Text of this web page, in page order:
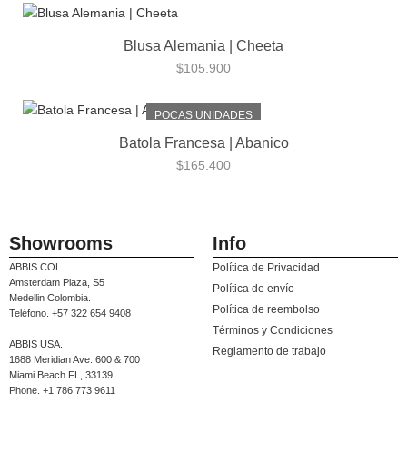
Blusa Alemania | Cheeta
$105.900
POCAS UNIDADES
Batola Francesa | Abanico
$165.400
Showrooms
ABBIS COL.
Amsterdam Plaza, S5
Medellin Colombia.
Teléfono. +57 322 654 9408
ABBIS USA.
1688 Meridian Ave. 600 & 700
Miami Beach FL, 33139
Phone. +1 786 773 9611
Info
Política de Privacidad
Política de envío
Política de reembolso
Términos y Condiciones
Reglamento de trabajo